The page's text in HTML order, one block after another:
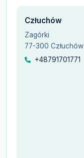
Człuchów
Zagórki
77-300 Człuchów
+48791701771